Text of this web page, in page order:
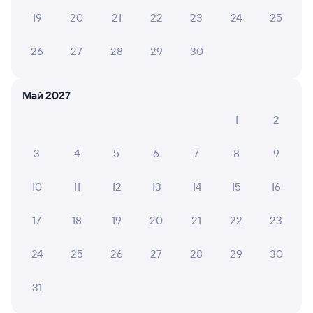
от 4 ⁠891 ⁠₽ 5 ⁠014 ⁠₽
Найдём билет на поезд за вас
Отели в Усолье-Сибирском Все
19 20 21 22 23 24 25
26 27 28 29 30
Май 2027
1
2
3 4 5 6 7 8 9
10 11 12 13 14 15 16
17 18 19 20 21 22 23
24 25 26 27 28 29 30
31